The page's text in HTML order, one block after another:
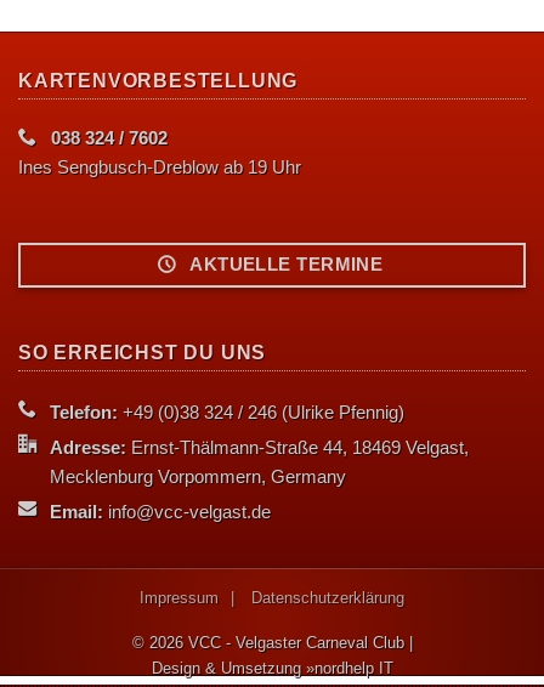
SO ERREICHST DU UNS
Telefon: +49 (0)38 324 / 246 (Ulrike Pfennig)
Adresse: Ernst-Thälmann-Straße 44, 18469 Velgast,
Mecklenburg Vorpommern, Germany
Email: info@vcc-velgast.de
KARTENVORBESTELLUNG
038 324 / 7602
Ines Sengbusch-Dreblow ab 19 Uhr
AKTUELLE TERMINE
Impressum Datenschutzerklärung
© 2026 VCC - Velgaster Carneval Club |
Design & Umsetzung
nordhelp IT